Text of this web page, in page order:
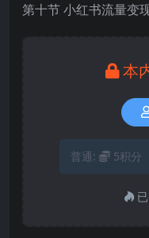
第十节 小红书流量变
本
普通: 5积分